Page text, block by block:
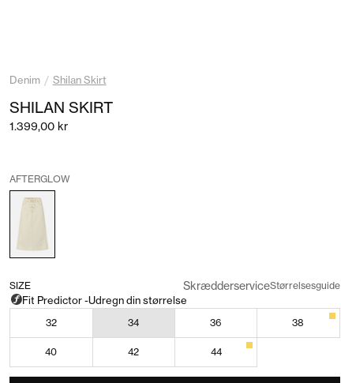
Denim / Shilan Skirt
SHILAN SKIRT
Salgspris
1.399,00 kr
AFTERGLOW
SIZE SkrædderserviceStørrelsesguide
32 34 36 38
40 42 44